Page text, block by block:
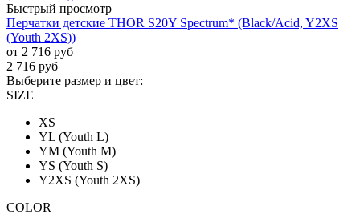
Быстрый просмотр
Перчатки детские THOR S20Y Spectrum* (Black/Acid, Y2XS
(Youth 2XS))
от 2 716 руб
2 716 руб
Выберите размер и цвет:
SIZE
XS
YL (Youth L)
YM (Youth M)
YS (Youth S)
Y2XS (Youth 2XS)
COLOR